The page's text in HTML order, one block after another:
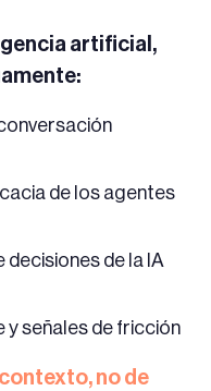
artificial,
de los agentes
decisiones de la IA
y señales de fricción
no de